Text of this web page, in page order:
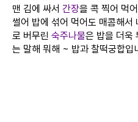
맨 김에 싸서 간장을 콕 찍어 먹
썰어 밥에 섞어 먹어도 매콤해서
로 버무린 숙주나물은 밥을 더욱
는 말해 뭐해 ~ 밥과 찰떡궁합입